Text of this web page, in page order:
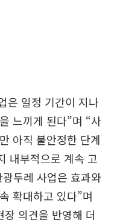
은 일정 기간이 지나
느끼게 된다”며 “사
아직 불안정한 단계
내부적으로 계속 고
두레 사업은 효과와
확대하고 있다”며
의견을 반영해 더